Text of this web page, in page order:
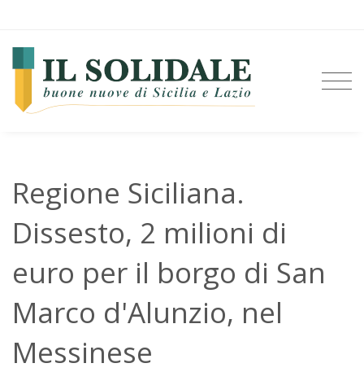
Regione Siciliana.
Dissesto, 2 milioni di
euro per il borgo di San
Marco d'Alunzio, nel
Messinese